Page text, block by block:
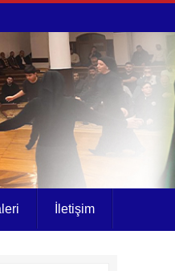
İletişim